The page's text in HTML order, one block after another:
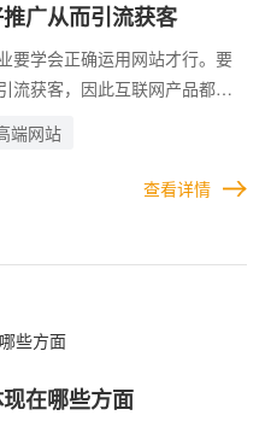
广从而引流获客
要学会正确运用网站才行。要
流获客，因此互联网产品都必
行合作或者交易。企业做网站
做好推广工作，从而为企业
的推广方法。
端网站
查看详情
在哪些方面